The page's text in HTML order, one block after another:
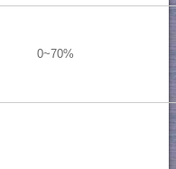
0~70%